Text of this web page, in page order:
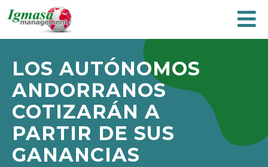
LOS AUTÓNOMOS
ANDORRANOS
COTIZARÁN A
PARTIR DE SUS
GANANCIAS